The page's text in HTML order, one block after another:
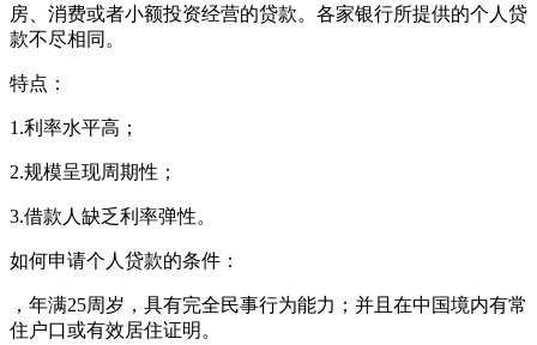
房、消费或者小额投资经营的贷款。各家银行所提供的个人贷
款不尽相同。
特点：
1.利率水平高；
2.规模呈现周期性；
3.借款人缺乏利率弹性。
如何申请个人贷款的条件：
，年满25周岁，具有完全民事行为能力；并且在中国境内有常
住户口或有效居住证明。